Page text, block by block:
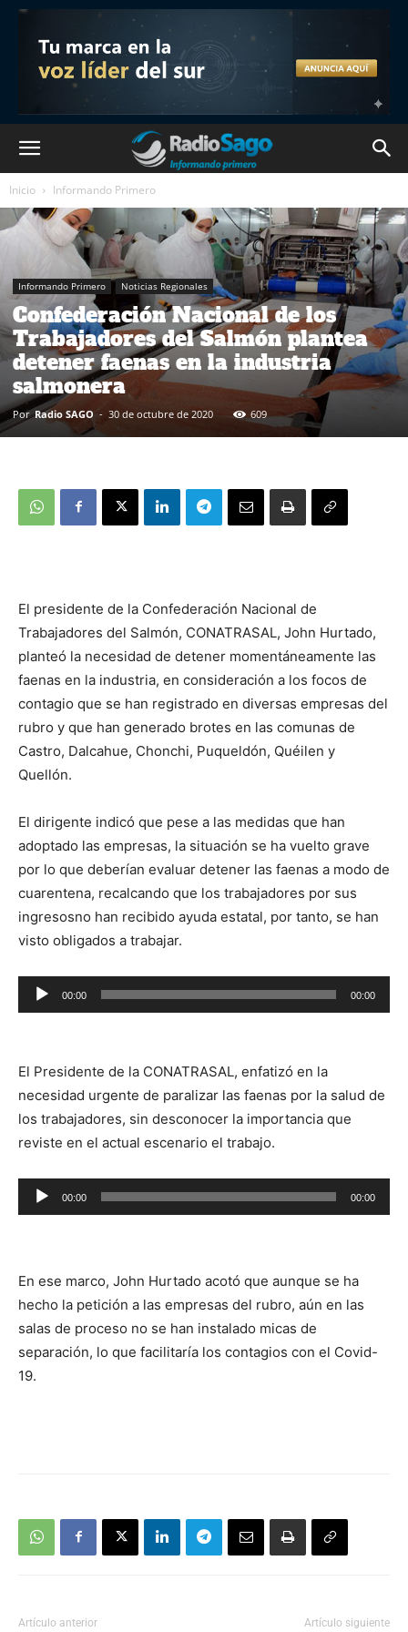
Inicio Informando Primero
Informando Primero Noticias Regionales
Confederación Nacional de los
Trabajadores del Salmón plantea
detener faenas en la industria
salmonera
Por Radio SAGO - 30 de octubre de 2020 609
El presidente de la Confederación Nacional de
Trabajadores del Salmón, CONATRASAL, John Hurtado,
planteó la necesidad de detener momentáneamente las
faenas en la industria, en consideración a los focos de
contagio que se han registrado en diversas empresas del
rubro y que han generado brotes en las comunas de
Castro, Dalcahue, Chonchi, Puqueldón, Quéilen y
Quellón.
El dirigente indicó que pese a las medidas que han
adoptado las empresas, la situación se ha vuelto grave
por lo que deberían evaluar detener las faenas a modo de
cuarentena, recalcando que los trabajadores por sus
ingresosno han recibido ayuda estatal, por tanto, se han
visto obligados a trabajar.
Reproductor
de
00:00 00:00
El Presidente de la CONATRASAL, enfatizó en la
necesidad urgente de paralizar las faenas por la salud de
los trabajadores, sin desconocer la importancia que
reviste en el actual escenario el trabajo.
Reproductor
de
00:00 00:00
En ese marco, John Hurtado acotó que aunque se ha
hecho la petición a las empresas del rubro, aún en las
salas de proceso no se han instalado micas de
separación, lo que facilitaría los contagios con el Covid-
19.
Artículo anterior Artículo siguiente